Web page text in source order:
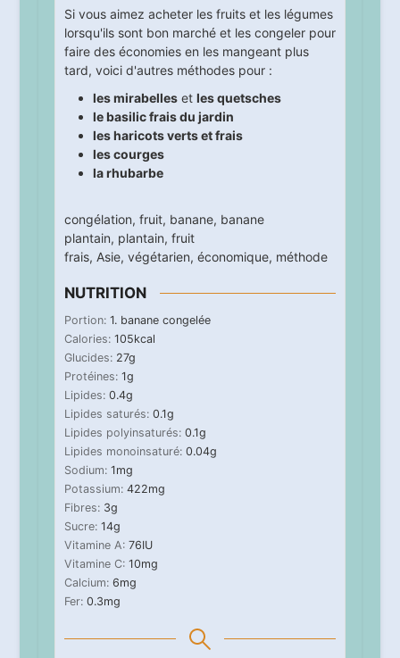
Si vous aimez acheter les fruits et les légumes
lorsqu'ils sont bon marché et les congeler pour
faire des économies en les mangeant plus
tard, voici d'autres méthodes pour :
les mirabelleset les quetsches
le basilic frais du jardin
les haricots verts et frais
les courges
la rhubarbe
congélation, fruit, banane, banane
plantain, plantain, fruit
frais, Asie, végétarien, économique, méthode
NUTRITION
Portion: 1. banane congelée
Calories: 105kcal
Glucides: 27g
Protéines: 1g
Lipides: 0.4g
Lipides saturés: 0.1g
Lipides polyinsaturés: 0.1g
Lipides monoinsaturé: 0.04g
Sodium: 1mg
Potassium: 422mg
Fibres: 3g
Sucre: 14g
Vitamine A: 76IU
Vitamine C: 10mg
Calcium: 6mg
Fer: 0.3mg